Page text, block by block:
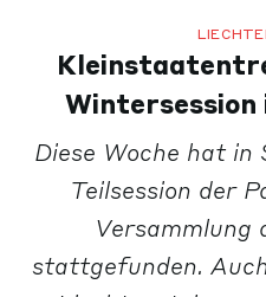
Diese Woche hat
Teilsession der
Versammlung
stattgefunden.